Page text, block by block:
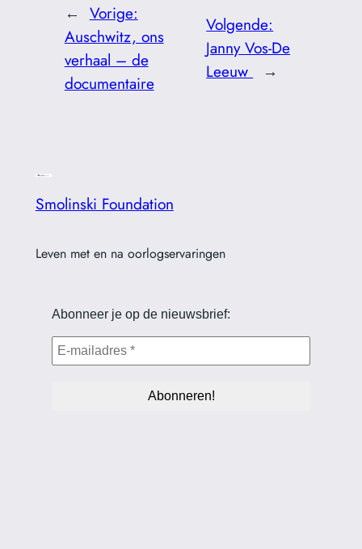
← Vorige:
Auschwitz, ons
verhaal – de
documentaire
Volgende:
Janny Vos-De
Leeuw
→
Smolinski Foundation
Leven met en na oorlogservaringen
Abonneer je op de nieuwsbrief: